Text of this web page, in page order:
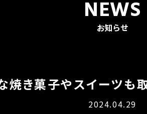
NEWS
お知らせ
焼き菓子やスイーツも
2024.04.29